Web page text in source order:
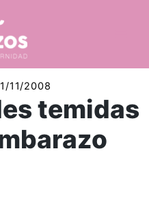
11/2008
temidas